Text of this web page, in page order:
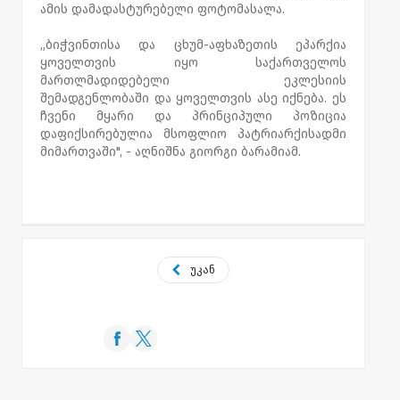
ამის დამადასტურებელი ფოტომასალა.
„ბიჭვინთისა და ცხუმ-აფხაზეთის ეპარქია
ყოველთვის იყო საქართველოს
მართლმადიდებელი ეკლესიის
შემადგენლობაში და ყოველთვის ასე იქნება. ეს
ჩვენი მყარი და პრინციპული პოზიცია
დაფიქსირებულია მსოფლიო პატრიარქისადმი
მიმართვაში", - აღნიშნა გიორგი ბარამიამ.
უკან